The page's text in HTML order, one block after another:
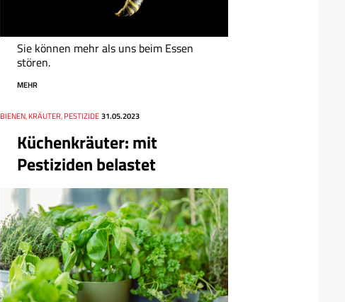
Sie können mehr als uns beim Essen
stören.
MEHR
Küchenkräuter: mit
Pestiziden belastet
Thema
BIENEN, KRÄUTER, PESTIZIDE
Datum 31.05.2023